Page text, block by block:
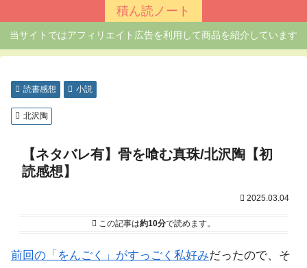
積ん読ノート
当サイトではアフィリエイト広告を利用して商品を紹介しています
読書感想 小説
北沢陶
【ネタバレ有】骨を喰む真珠/北沢陶【初
読感想】
2025.03.04
この記事は約10分で読めます。
前回の「をんごく」がすっごく私好みだったので、そ